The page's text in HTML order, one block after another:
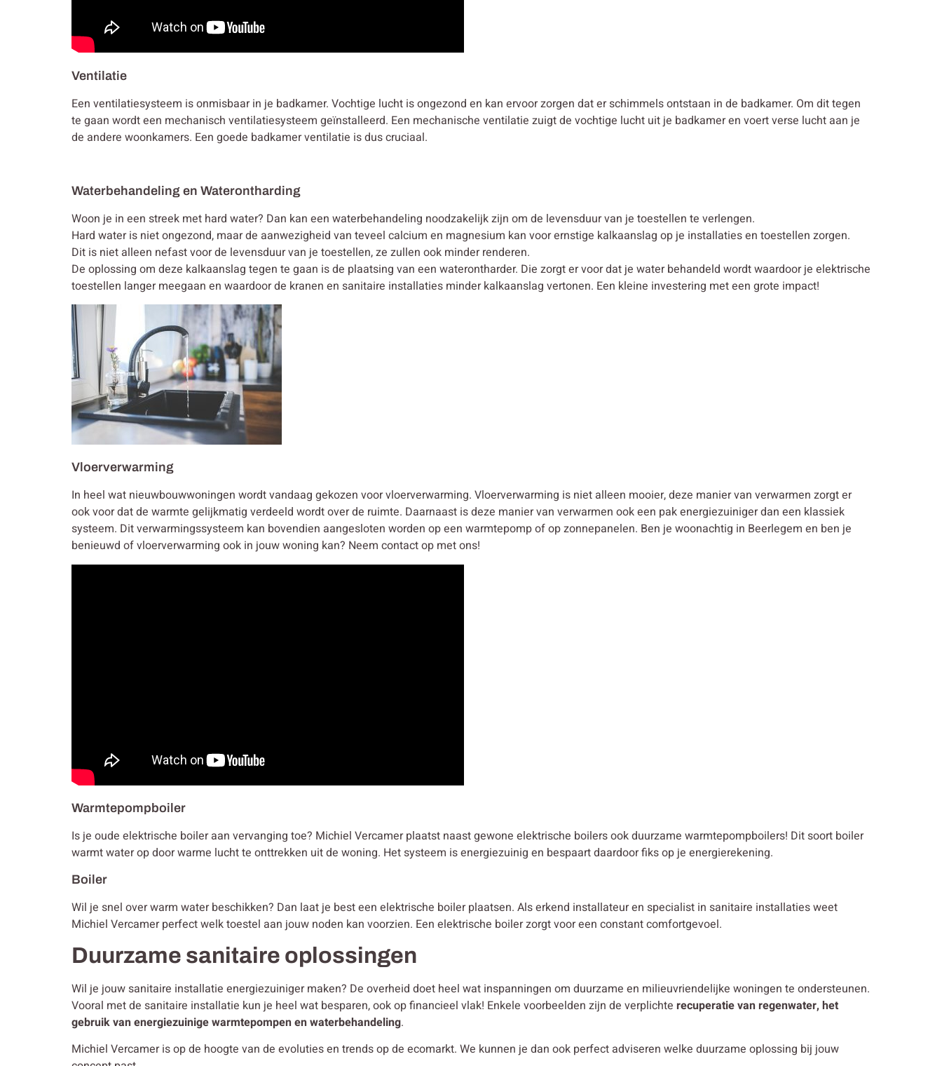
Ventilatie
Een ventilatiesysteem is onmisbaar in je badkamer. Vochtige lucht is ongezond en kan ervoor zorgen dat er schimmels ontstaan in de badkamer. Om dit tegen
te gaan wordt een mechanisch ventilatiesysteem geïnstalleerd. Een mechanische ventilatie zuigt de vochtige lucht uit je badkamer en voert verse lucht aan je
de andere woonkamers. Een goede badkamer ventilatie is dus cruciaal.
Waterbehandeling en Waterontharding
Woon je in een streek met hard water? Dan kan een waterbehandeling noodzakelijk zijn om de levensduur van je toestellen te verlengen.
Hard water is niet ongezond, maar de aanwezigheid van teveel calcium en magnesium kan voor ernstige kalkaanslag op je installaties en toestellen zorgen.
Dit is niet alleen nefast voor de levensduur van je toestellen, ze zullen ook minder renderen.
De oplossing om deze kalkaanslag tegen te gaan is de plaatsing van een waterontharder. Die zorgt er voor dat je water behandeld wordt waardoor je elektrische
toestellen langer meegaan en waardoor de kranen en sanitaire installaties minder kalkaanslag vertonen. Een kleine investering met een grote impact!
Vloerverwarming
In heel wat nieuwbouwwoningen wordt vandaag gekozen voor vloerverwarming. Vloerverwarming is niet alleen mooier, deze manier van verwarmen zorgt er
ook voor dat de warmte gelijkmatig verdeeld wordt over de ruimte. Daarnaast is deze manier van verwarmen ook een pak energiezuiniger dan een klassiek
systeem. Dit verwarmingssysteem kan bovendien aangesloten worden op een warmtepomp of op zonnepanelen. Ben je woonachtig in Beerlegem en ben je
benieuwd of vloerverwarming ook in jouw woning kan? Neem contact op met ons!
Warmtepompboiler
Is je oude elektrische boiler aan vervanging toe? Michiel Vercamer plaatst naast gewone elektrische boilers ook duurzame warmtepompboilers! Dit soort boiler
warmt water op door warme lucht te onttrekken uit de woning. Het systeem is energiezuinig en bespaart daardoor fiks op je energierekening.
Boiler
Wil je snel over warm water beschikken? Dan laat je best een elektrische boiler plaatsen. Als erkend installateur en specialist in sanitaire installaties weet
Michiel Vercamer perfect welk toestel aan jouw noden kan voorzien. Een elektrische boiler zorgt voor een constant comfortgevoel.
Duurzame sanitaire oplossingen
Wil je jouw sanitaire installatie energiezuiniger maken? De overheid doet heel wat inspanningen om duurzame en milieuvriendelijke woningen te ondersteunen.
Vooral met de sanitaire installatie kun je heel wat besparen, ook op financieel vlak! Enkele voorbeelden zijn de verplichte recuperatie van regenwater, het
gebruik van energiezuinige warmtepompen en waterbehandeling.
Michiel Vercamer is op de hoogte van de evoluties en trends op de ecomarkt. We kunnen je dan ook perfect adviseren welke duurzame oplossing bij jouw